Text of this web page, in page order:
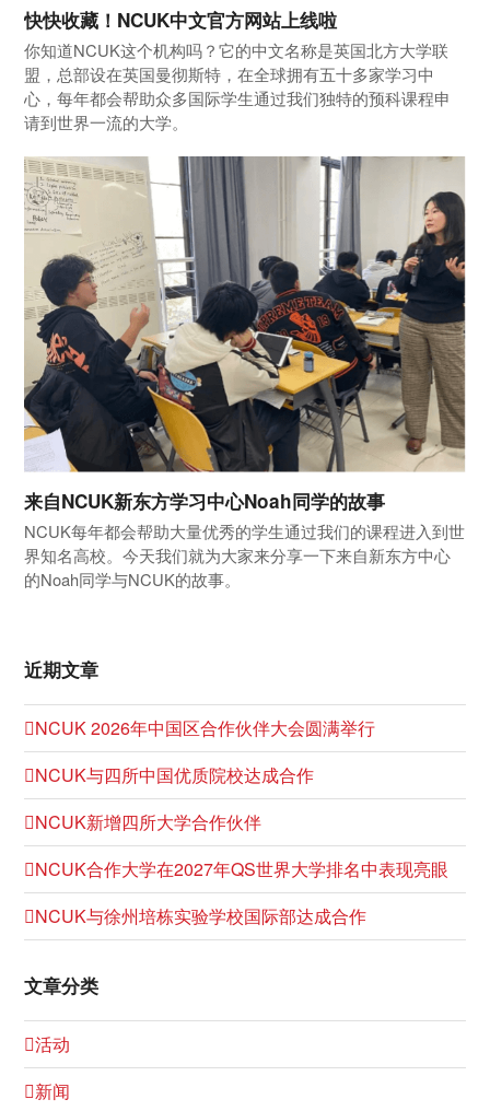
快快收藏！NCUK中文官方网站上线啦
你知道NCUK这个机构吗？它的中文名称是英国北方大学联
盟，总部设在英国曼彻斯特，在全球拥有五十多家学习中
心，每年都会帮助众多国际学生通过我们独特的预科课程申
请到世界一流的大学。
来自NCUK新东方学习中心Noah同学的故事
NCUK每年都会帮助大量优秀的学生通过我们的课程进入到世
界知名高校。今天我们就为大家来分享一下来自新东方中心
的Noah同学与NCUK的故事。
近期文章
NCUK 2026年中国区合作伙伴大会圆满举行
NCUK与四所中国优质院校达成合作
NCUK新增四所大学合作伙伴
NCUK合作大学在2027年QS世界大学排名中表现亮眼
NCUK与徐州培栋实验学校国际部达成合作
文章分类
活动
新闻